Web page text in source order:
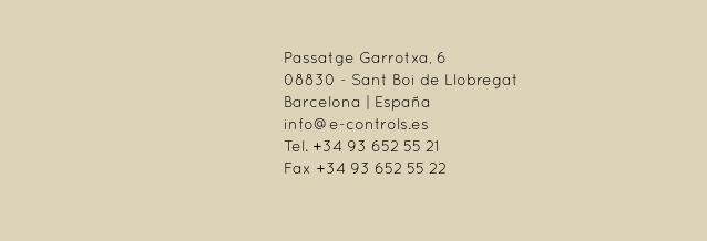
Passatge Garrotxa, 6
08830 - Sant Boi de Llobregat
Barcelona | España
info@e-controls.es
Tel. +34 93 652 55 21
Fax +34 93 652 55 22